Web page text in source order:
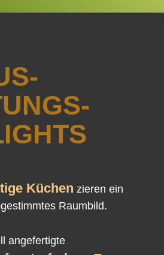
Küchen zieren ein
Raumbild.
angefertigte